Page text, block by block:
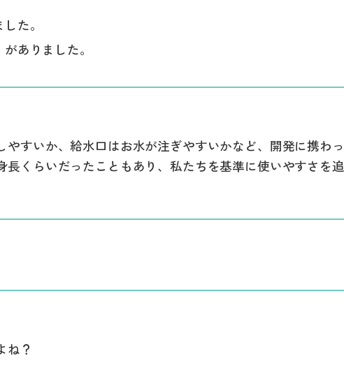
た。
ありました。
すいか、給水口はお水が注ぎやすいかなど、開発に携わっ
くらいだったこともあり、私たちを基準に使いやすさを追
ね？